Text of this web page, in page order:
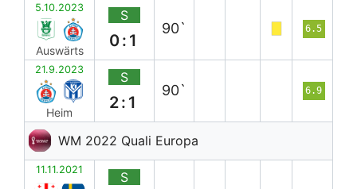
5.10.2023
Auswärts
S
0:1
90` 6.5
21.9.2023
Heim
S
2:1
90` 6.9
WM 2022 Quali Europa
11.11.2021 S